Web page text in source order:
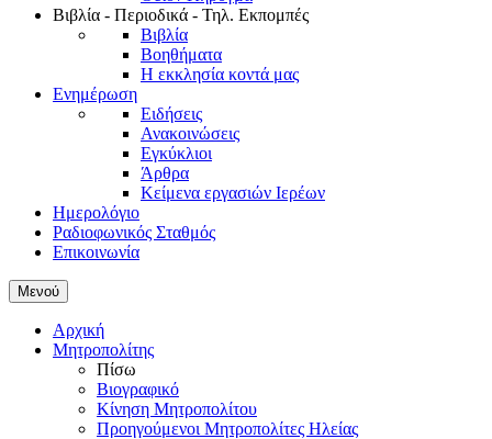
Βιβλία - Περιοδικά - Τηλ. Εκπομπές
Βιβλία
Βοηθήματα
Η εκκλησία κοντά μας
Ενημέρωση
Ειδήσεις
Ανακοινώσεις
Εγκύκλιοι
Άρθρα
Κείμενα εργασιών Ιερέων
Ημερολόγιο
Ραδιοφωνικός Σταθμός
Επικοινωνία
Μενού
Αρχική
Μητροπολίτης
Πίσω
Βιογραφικό
Κίνηση Μητροπολίτου
Προηγούμενοι Μητροπολίτες Ηλείας